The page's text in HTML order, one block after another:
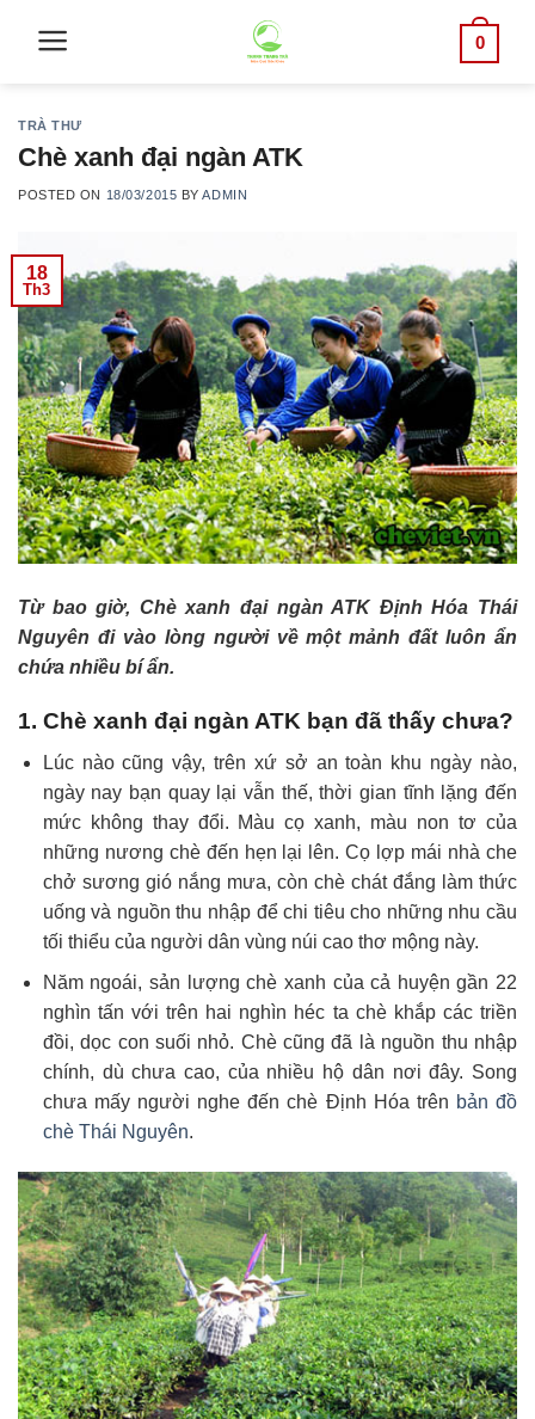
0
TRÀ THƯ
Chè xanh đại ngàn ATK
POSTED ON 18/03/2015 BYADMIN
18
Th3
Từ bao giờ, Chè xanh đại ngàn ATK Định Hóa Thái
Nguyên đi vào lòng người về một mảnh đất luôn ẩn
chứa nhiều bí ẩn.
1. Chè xanh đại ngàn ATK bạn đã thấy chưa?
Lúc nào cũng vậy, trên xứ sở an toàn khu ngày nào,
ngày nay bạn quay lại vẫn thế, thời gian tĩnh lặng đến
mức không thay đổi. Màu cọ xanh, màu non tơ của
những nương chè đến hẹn lại lên. Cọ lợp mái nhà che
chở sương gió nắng mưa, còn chè chát đắng làm thức
uống và nguồn thu nhập để chi tiêu cho những nhu cầu
tối thiểu của người dân vùng núi cao thơ mộng này.
Năm ngoái, sản lượng chè xanh của cả huyện gần 22
nghìn tấn với trên hai nghìn héc ta chè khắp các triền
đồi, dọc con suối nhỏ. Chè cũng đã là nguồn thu nhập
chính, dù chưa cao, của nhiều hộ dân nơi đây. Song
chưa mấy người nghe đến chè Định Hóa trên bản đồ
chè Thái Nguyên.